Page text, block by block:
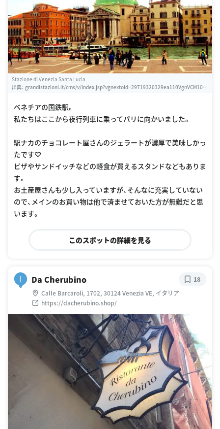
Stazione di Venezia Santa Lucia
出典： grandistazioni.it/cms/v/index.jsp?vgnextoid=29719320329ea110VgnVCM100
ベネチアの国鉄駅。
私たちはここから夜行列車に乗ってパリに向かいました。
駅ナカのチョコレート屋さんのジェラートが濃厚で美味しかっ
たです♡
ピザやサンドイッチなどの軽食が買えるスタンドなどもありま
す。
お土産屋さんも少し入っていますが、そんなに充実していない
ので、メインのお買い物は他で済ませておいた方が無難だと思
います。
このスポットの詳細を見る
I Da Cherubino
Calle Barcaroli, 1702, 30124 Venezia VE, イタリア
https://dacherubino.shop/
18